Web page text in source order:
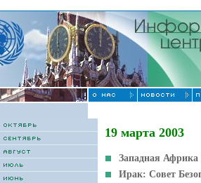
19 марта 2003
Западная Африка
Ирак: Совет